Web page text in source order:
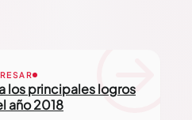
los principales logros
año 2018